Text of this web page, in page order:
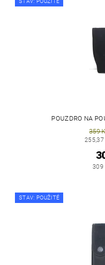
POUZDRO NA
359
255,37
309
STAV: POUŽITÉ